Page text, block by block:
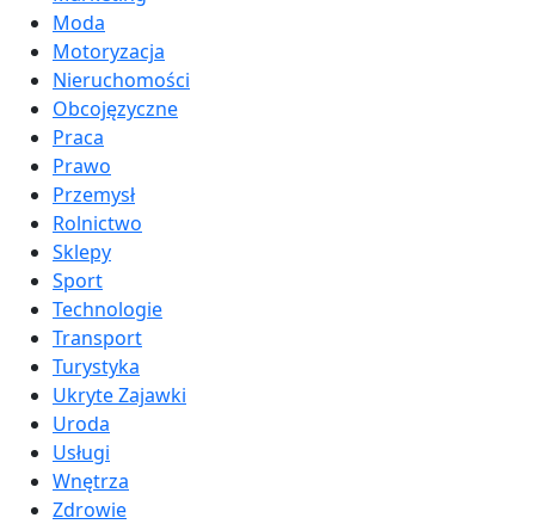
Moda
Motoryzacja
Nieruchomości
Obcojęzyczne
Praca
Prawo
Przemysł
Rolnictwo
Sklepy
Sport
Technologie
Transport
Turystyka
Ukryte Zajawki
Uroda
Usługi
Wnętrza
Zdrowie